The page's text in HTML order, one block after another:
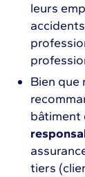
leurs
Bien que
bâtiment
tiers